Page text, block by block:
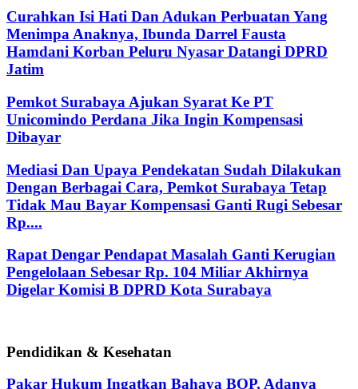
Curahkan Isi Hati Dan Adukan Perbuatan Yang
Menimpa Anaknya, Ibunda Darrel Fausta
Hamdani Korban Peluru Nyasar Datangi DPRD
Jatim
Pemkot Surabaya Ajukan Syarat Ke PT
Unicomindo Perdana Jika Ingin Kompensasi
Dibayar
Mediasi Dan Upaya Pendekatan Sudah Dilakukan
Dengan Berbagai Cara, Pemkot Surabaya Tetap
Tidak Mau Bayar Kompensasi Ganti Rugi Sebesar
Rp....
Rapat Dengar Pendapat Masalah Ganti Kerugian
Pengelolaan Sebesar Rp. 104 Miliar Akhirnya
Digelar Komisi B DPRD Kota Surabaya
Pendidikan & Kesehatan
Pakar Hukum Ingatkan Bahaya BOP, Adanya